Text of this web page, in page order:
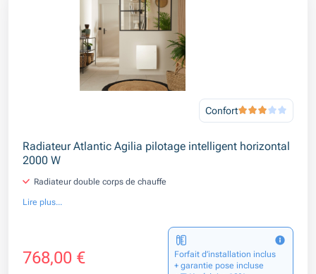
Confort
Radiateur Atlantic Agilia pilotage intelligent horizontal
2000 W
Radiateur double corps de chauffe
Lire plus...
768,00 €
Forfait d’installation inclus
+ garantie pose incluse